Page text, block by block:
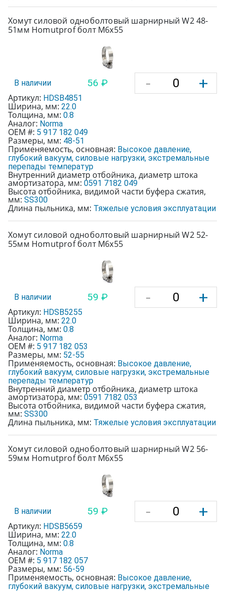
Хомут силовой одноболтовый шарнирный W2 48-
51мм Homutprof болт М6х55
В наличии 56 ₽ - +
Артикул: HDSB4851
Ширина, мм: 22.0
Толщина, мм: 0.8
Аналог: Norma
OEM #: 5 917 182 049
Размеры, мм: 48-51
Применяемость, основная: Высокое давление,
глубокий вакуум, силовые нагрузки, экстремальные
перепады температур
Внутренний диаметр отбойника, диаметр штока
амортизатора, мм: 0591 7182 049
Высота отбойника, видимой части буфера сжатия,
мм: SS300
Длина пыльника, мм: Тяжелые условия эксплуатации
Хомут силовой одноболтовый шарнирный W2 52-
55мм Homutprof болт М6х55
В наличии 59 ₽ - +
Артикул: HDSB5255
Ширина, мм: 22.0
Толщина, мм: 0.8
Аналог: Norma
OEM #: 5 917 182 053
Размеры, мм: 52-55
Применяемость, основная: Высокое давление,
глубокий вакуум, силовые нагрузки, экстремальные
перепады температур
Внутренний диаметр отбойника, диаметр штока
амортизатора, мм: 0591 7182 053
Высота отбойника, видимой части буфера сжатия,
мм: SS300
Длина пыльника, мм: Тяжелые условия эксплуатации
Хомут силовой одноболтовый шарнирный W2 56-
59мм Homutprof болт М6х55
В наличии 59 ₽ - +
Артикул: HDSB5659
Ширина, мм: 22.0
Толщина, мм: 0.8
Аналог: Norma
OEM #: 5 917 182 057
Размеры, мм: 56-59
Применяемость, основная: Высокое давление,
глубокий вакуум, силовые нагрузки, экстремальные